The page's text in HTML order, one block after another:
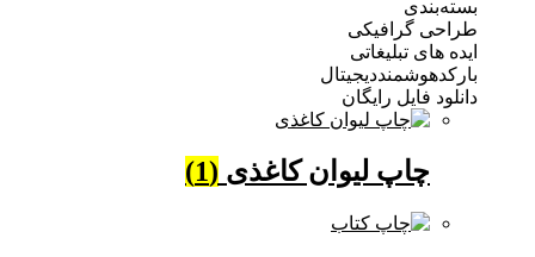
گرافیکی
تبلیغاتی
فایل رایگان
چاپ لیوان کاغذی(1)